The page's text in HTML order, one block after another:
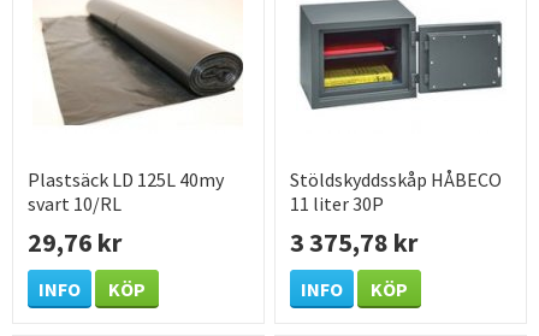
Plastsäck LD 125L 40my
svart 10/RL
29,76 kr
INFO KÖP
Stöldskyddsskåp HÅBECO
11 liter 30P
3 375,78 kr
INFO KÖP